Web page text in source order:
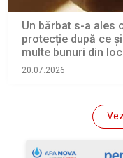
Un bărbat s-a ales
protecție după ce
multe bunuri din
20.07.2026